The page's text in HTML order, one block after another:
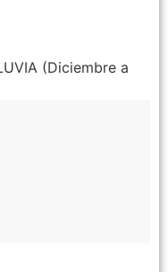
(Diciembre a